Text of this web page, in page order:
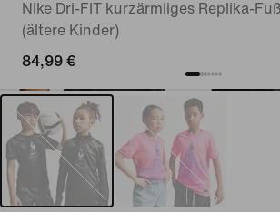
Nike Dri-FIT kurzärmliges Replika-
(ältere Kinder)
84,99 €